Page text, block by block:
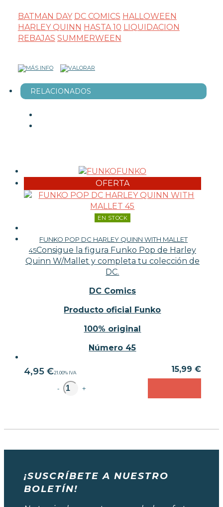
BATMAN DAY DC COMICS HALLOWEEN
HARLEY QUINN HASTA 10 LIQUIDACION
REBAJAS SUMMERWEEN
RELACIONADOS
FUNKO
OFERTA
EN STOCK
FUNKO POP DC HARLEY QUINN WITH MALLET
45Consigue la figura Funko Pop de Harley
Quinn W/Mallet y completa tu colección de
DC.
DC Comics
Producto oficial Funko
100% original
Número 45
15,99 €
4,95 €21.00% IVA
- +
¡SUSCRÍBETE A NUESTRO
BOLETÍN!